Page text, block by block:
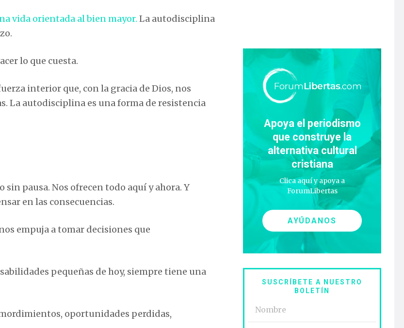
vida orientada al bien mayor. La autodisciplina
lo que cuesta.
interior que, con la gracia de Dios, nos
La autodisciplina es una forma de resistencia
pausa. Nos ofrecen todo aquí y ahora. Y
en las consecuencias.
empuja a tomar decisiones que
pequeñas de hoy, siempre tiene una
oportunidades perdidas,
Apoya el periodismo
que construye la
alternativa cultural
cristiana
Clica aquí y apoya a
ForumLibertas
AYÚDANOS
SUSCRÍBETE A NUESTRO
BOLETÍN